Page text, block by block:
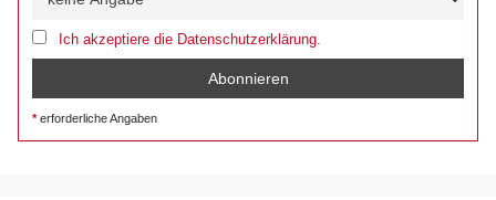
Ich akzeptiere die Datenschutzerklärung.
erforderliche Angaben